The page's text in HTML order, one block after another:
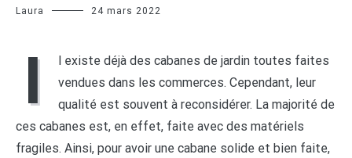
Laura 24 mars 2022
I
l existe déjà des cabanes de jardin toutes faites
vendues dans les commerces. Cependant, leur
qualité est souvent à reconsidérer. La majorité de
ces cabanes est, en effet, faite avec des matériels
fragiles. Ainsi, pour avoir une cabane solide et bien faite,